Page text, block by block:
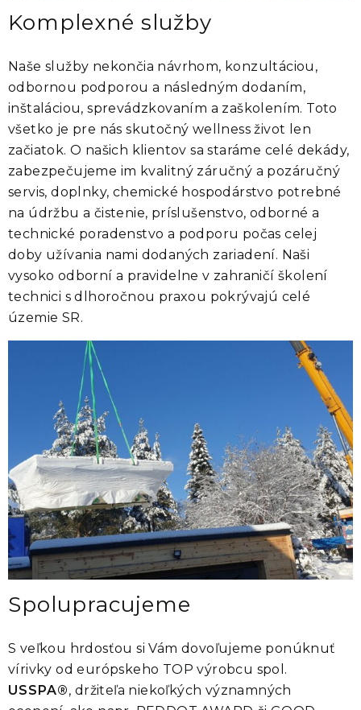
Komplexné služby
Naše služby nekončia návrhom, konzultáciou,
odbornou podporou a následným dodaním,
inštaláciou, sprevádzkovaním a zaškolením. Toto
všetko je pre nás skutočný wellness život len
začiatok. O našich klientov sa staráme celé dekády,
zabezpečujeme im kvalitný záručný a pozáručný
servis, doplnky, chemické hospodárstvo potrebné
na údržbu a čistenie, príslušenstvo, odborné a
technické poradenstvo a podporu počas celej
doby užívania nami dodaných zariadení. Naši
vysoko odborní a pravidelne v zahraničí školení
technici s dlhoročnou praxou pokrývajú celé
územie SR.
Spolupracujeme
S veľkou hrdosťou si Vám dovoľujeme ponúknuť
vírivky od európskeho TOP výrobcu spol.
USSPA®, držiteľa niekoľkých významných